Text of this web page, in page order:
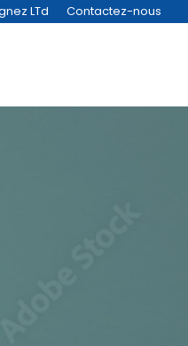
LTd Contactez-nous